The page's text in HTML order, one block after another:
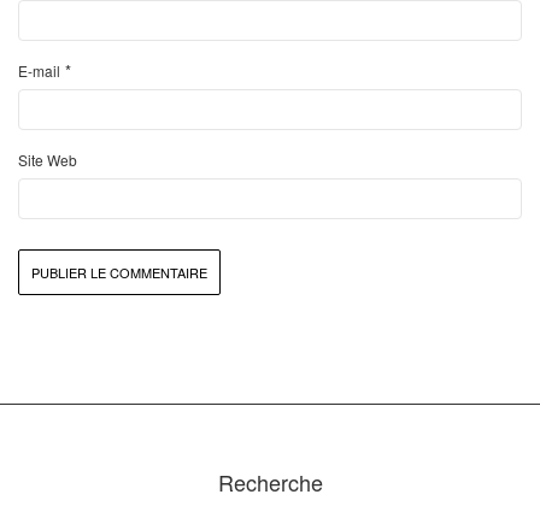
E-mail *
Site Web
Recherche